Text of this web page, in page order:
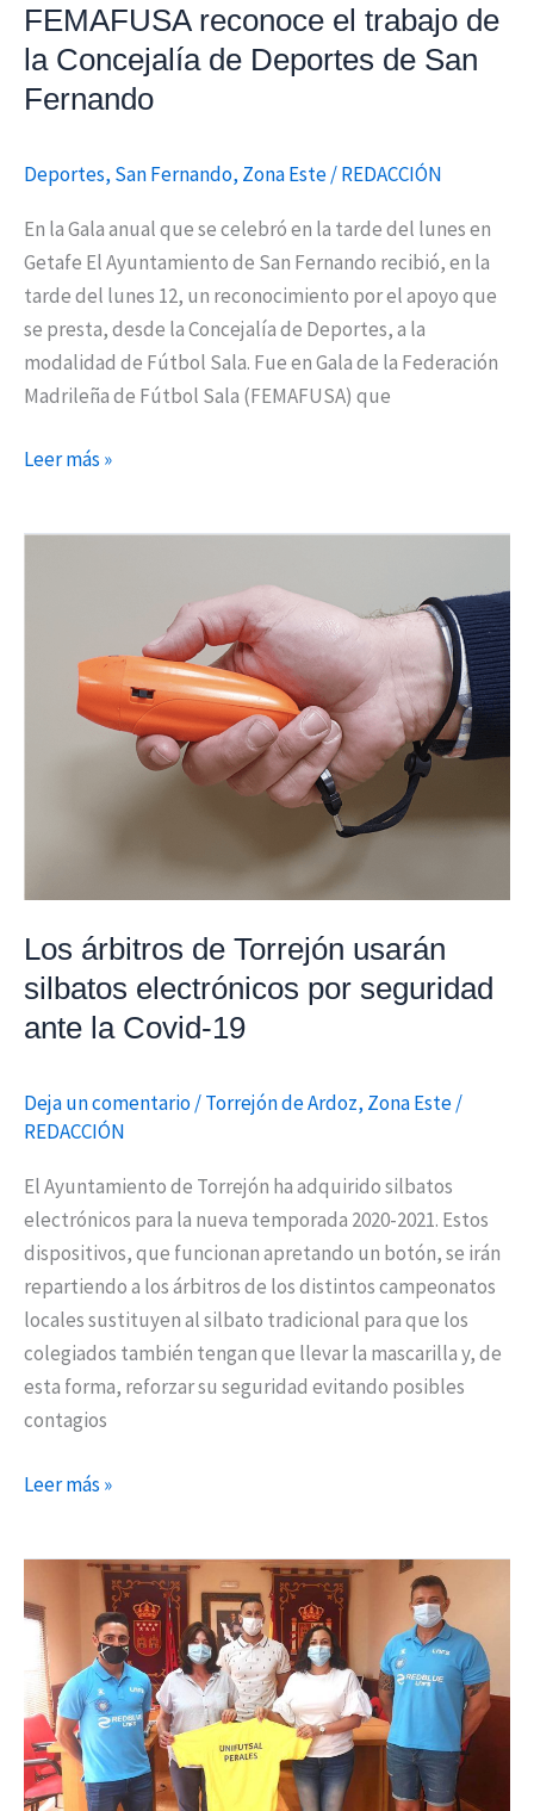
FEMAFUSA reconoce el trabajo de
la Concejalía de Deportes de San
Fernando
Deportes, San Fernando, Zona Este/REDACCIÓN
En la Gala anual que se celebró en la tarde del lunes en
Getafe El Ayuntamiento de San Fernando recibió, en la
tarde del lunes 12, un reconocimiento por el apoyo que
se presta, desde la Concejalía de Deportes, a la
modalidad de Fútbol Sala. Fue en Gala de la Federación
Madrileña de Fútbol Sala (FEMAFUSA) que
Leer más »
Los árbitros de Torrejón usarán
silbatos electrónicos por seguridad
ante la Covid-19
Deja un comentario/Torrejón de Ardoz, Zona Este/
REDACCIÓN
El Ayuntamiento de Torrejón ha adquirido silbatos
electrónicos para la nueva temporada 2020-2021. Estos
dispositivos, que funcionan apretando un botón, se irán
repartiendo a los árbitros de los distintos campeonatos
locales sustituyen al silbato tradicional para que los
colegiados también tengan que llevar la mascarilla y, de
esta forma, reforzar su seguridad evitando posibles
contagios
usarán
silbatos
Leer más »
UNIFUTSAL
llega
Perales
con
el